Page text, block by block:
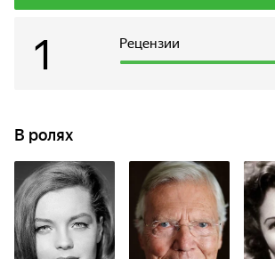
Рецензии
1
В ролях